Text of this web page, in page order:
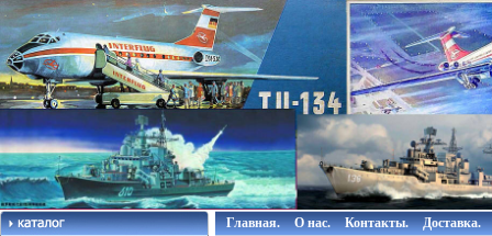
Главная. О нас. Контакты. Доставка.